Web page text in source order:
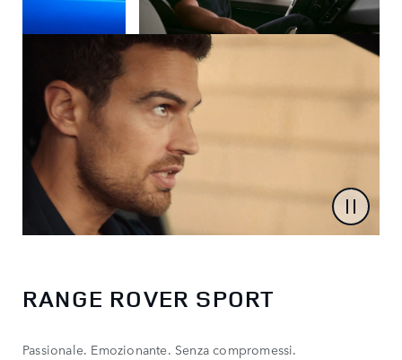
RANGE ROVER SPORT
Passionale. Emozionante. Senza compromessi.